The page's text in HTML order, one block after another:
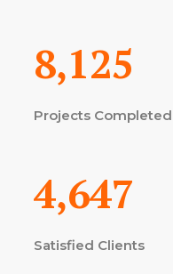
8,125
Projects Completed
4,647
Satisfied Clients